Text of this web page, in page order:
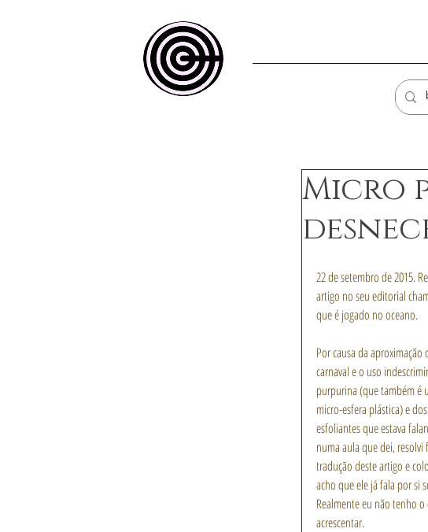
Micro
22 de setembro de 2015.
artigo no seu editorial
que é jogado no oceano.
Por causa da aproximação
carnaval e o uso
purpurina (que também é
micro-esfera plástica) e dos
esfoliantes que estava
numa aula que dei, resolvi
tradução deste artigo e
acho que ele já fala por si
Realmente eu não tenho
acrescentar.